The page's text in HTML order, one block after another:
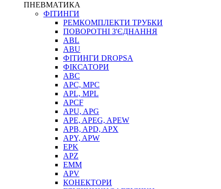
ПНЕВМАТИКА
ФІТИНГИ
РЕМКОМПЛЕКТИ ТРУБКИ
ПОВОРОТНІ З'ЄДНАННЯ
ABL
ABU
ФІТИНГИ DROPSA
ФІКСАТОРИ
ABC
APC, MPC
APL, MPL
APCF
APU, APG
APE, APEG, APEW
APB, APD, APX
APY, APW
EPK
APZ
EMM
APV
КОНЕКТОРИ